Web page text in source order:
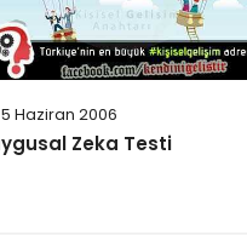
5 Haziran 2006
Zeka Testi